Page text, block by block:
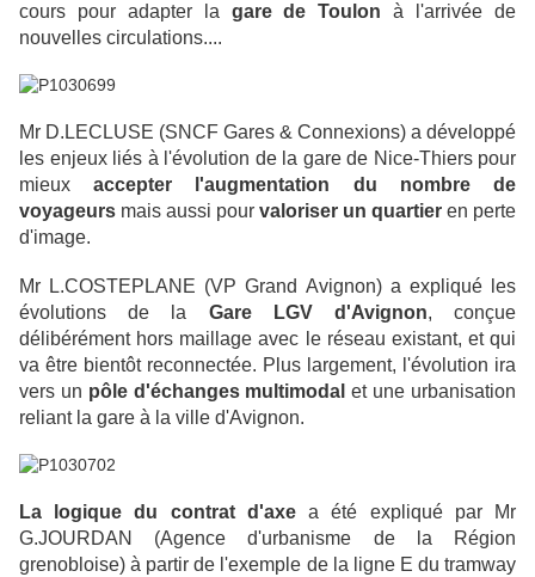
cours pour adapter la gare de Toulon à l'arrivée de
nouvelles circulations....
Mr D.LECLUSE (SNCF Gares & Connexions) a développé
les enjeux liés à l'évolution de la gare de Nice-Thiers pour
mieuxaccepter l'augmentation du nombre de
voyageurs mais aussi pour valoriser un quartier en perte
d'image.
Mr L.COSTEPLANE (VP Grand Avignon) a expliqué les
évolutions de la Gare LGV d'Avignon, conçue
délibérément hors maillage avec le réseau existant, et qui
va être bientôt reconnectée. Plus largement, l'évolution ira
vers un pôle d'échanges multimodal et une urbanisation
reliant la gare à la ville d'Avignon.
La logique du contrat d'axea été expliqué par Mr
G.JOURDAN (Agence d'urbanisme de la Région
grenobloise) à partir de l'exemple de la ligne E du tramway